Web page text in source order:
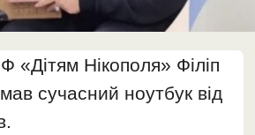
«Дітям Нікополя» Філіп
сучасний ноутбук від